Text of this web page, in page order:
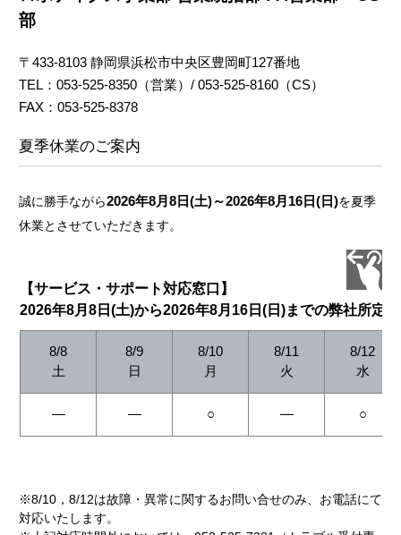
部
〒433-8103 静岡県浜松市中央区豊岡町127番地
TEL：053-525-8350（営業）/ 053-525-8160（CS）
FAX：053-525-8378
夏季休業のご案内
誠に勝手ながら2026年8月8日(土)～2026年8月16日(日)を夏季
休業とさせていただきます。
【サービス・サポート対応窓口】
2026年8月8日(土)から2026年8月16日(日)までの弊社所定
8/8
土
8/9
日
8/10
月
8/11
火
8/12
水
― ― ○ ― ○
※8/10，8/12は故障・異常に関するお問い合せのみ、お電話にて
対応いたします。